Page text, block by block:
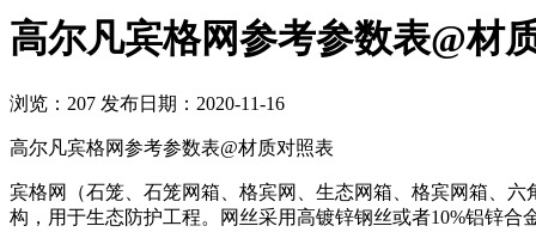
高尔凡宾格网参考参数表@材
浏览： 207 发布日期：2020-11-16
高尔凡宾格网参考参数表@材质对照表
宾格网（石笼、石笼网箱、格宾网、生态网箱、格宾网箱、
构，用于生态防护工程。网丝采用高镀锌钢丝或者10%铝锌合